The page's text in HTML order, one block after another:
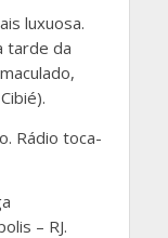
luxuosa.
tarde da
Rádio toca-
– RJ.